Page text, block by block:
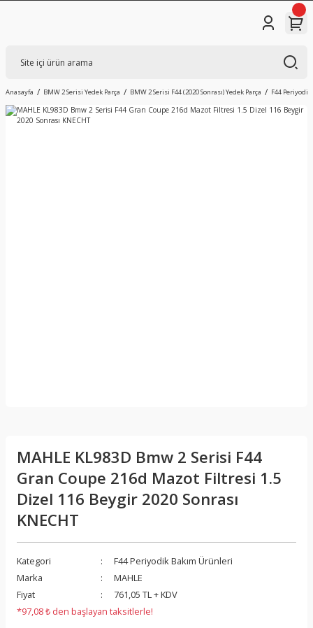
Anasayfa BMW 2 Serisi Yedek Parça BMW 2 Serisi F44 (2020 Sonrası) Yedek Parça F44
MAHLE KL983D Bmw 2 Serisi F44
Gran Coupe 216d Mazot Filtresi 1.5
Dizel 116 Beygir 2020 Sonrası
KNECHT
Kategori
F44 Periyodik Bakım Ürünleri
Marka
MAHLE
Fiyat
761,05 TL + KDV
*97,08 ₺ den başlayan taksitlerle!